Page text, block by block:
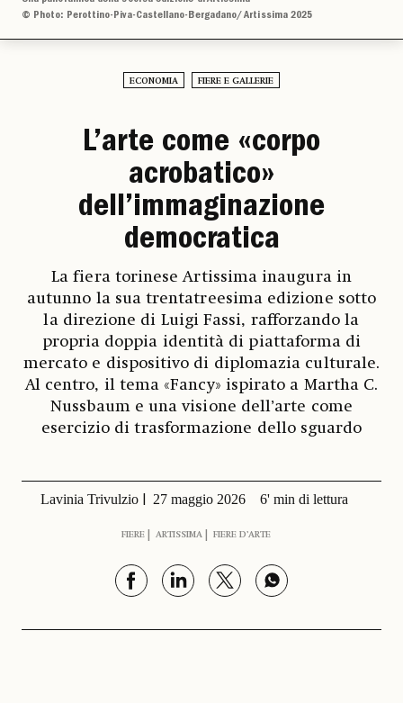
© Photo: Perottino-Piva-Castellano-Bergadano/ Artissima 2025
ECONOMIA FIERE E GALLERIE
L’arte come «corpo
acrobatico»
dell’immaginazione
democratica
La fiera torinese Artissima inaugura in
autunno la sua trentatreesima edizione sotto
la direzione di Luigi Fassi, rafforzando la
propria doppia identità di piattaforma di
mercato e dispositivo di diplomazia culturale.
Al centro, il tema «Fancy» ispirato a Martha C.
Nussbaum e una visione dell’arte come
esercizio di trasformazione dello sguardo
Lavinia Trivulzio 27 maggio 2026 6' min di lettura
FIERE ARTISSIMA FIERE D’ARTE